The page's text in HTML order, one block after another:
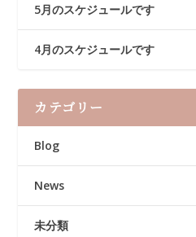
5月のスケジュールです
4月のスケジュールです
カテゴリー
Blog
News
未分類